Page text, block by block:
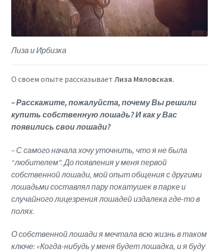
Лиза и Ирбизка
О своем опыте рассказывает Лиза Мяловская.
– Расскажите, пожалуйста, почему Вы решили
купить собственную лошадь? И как у Вас
появились свои лошади?
– С самого начала хочу уточнить, что я не была
“любителем”. До появления у меня первой
собственной лошади, мой опыт общения с другими
лошадьми составлял пару покатушек в парке и
случайного лицезрения лошадей издалека где-то в
полях.
О собственной лошади я мечтала всю жизнь в таком
ключе: «Когда-нибудь у меня будет лошадка, и я буду